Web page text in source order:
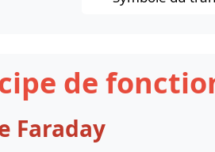
de
Faraday